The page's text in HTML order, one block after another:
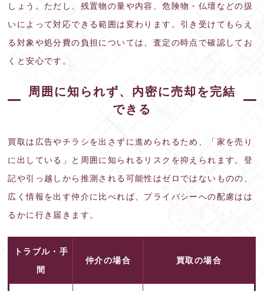
しょう。ただし、残置物の量や内容、危険物・仏壇などの扱
いによって対応できる範囲は変わります。引き受けてもらえ
る対象や処分費の負担については、査定の時点で確認してお
くと安心です。
周囲に知られず、内密に売却を完結
できる
買取は広告やチラシを出さずに進められるため、「家を売り
に出している」と周囲に知られるリスクを抑えられます。登
記や引っ越しから推測される可能性はゼロではないものの、
広く情報を出す仲介に比べれば、プライバシーへの配慮はは
るかに行き届きます。
トラブル・手
間
仲介の場合 買取の場合